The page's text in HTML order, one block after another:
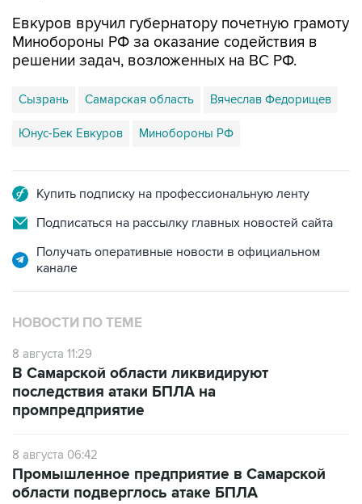
Евкуров вручил губернатору почетную грамоту
Минобороны РФ за оказание содействия в
решении задач, возложенных на ВС РФ.
Сызрань Самарская область Вячеслав Федорищев
Юнус-Бек Евкуров Минобороны РФ
Купить подписку на профессиональную ленту
Подписаться на рассылку главных новостей сайта
Получать оперативные новости в официальном
канале
НОВОСТИ ПО ТЕМЕ
8 августа 11:29
В Самарской области ликвидируют
последствия атаки БПЛА на
промпредприятие
8 августа 06:42
Промышленное предприятие в Самарской
области подверглось атаке БПЛА